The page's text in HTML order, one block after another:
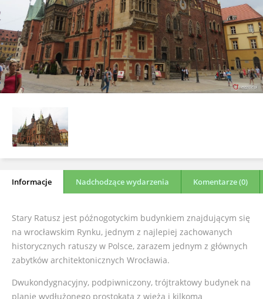
Informacje Nadchodzące wydarzenia Komentarze (0)
Stary Ratusz jest późnogotyckim budynkiem znajdującym się
na wrocławskim Rynku, jednym z najlepiej zachowanych
historycznych ratuszy w Polsce, zarazem jednym z głównych
zabytków architektonicznych Wrocławia.
Dwukondygnacyjny, podpiwniczony, trójtraktowy budynek na
planie wydłużonego prostokąta z wieżą i kilkoma